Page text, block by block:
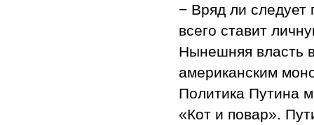
− Вряд ли следует
всего ставит
Нынешняя власть
американским
Политика Путина
«Кот и повар».